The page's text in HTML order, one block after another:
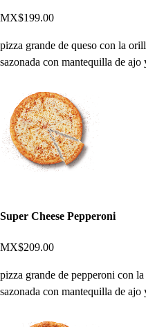
MX$199.00
pizza grande de queso con la
sazonada con mantequilla de ajo
Super Cheese Pepperoni
MX$209.00
pizza grande de pepperoni con
sazonada con mantequilla de ajo